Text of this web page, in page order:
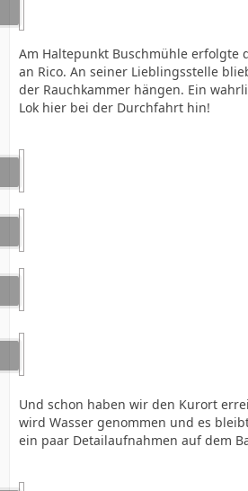
Am Haltepunkt Buschmühle erfolgte
an Rico. An seiner Lieblingsstelle
der Rauchkammer hängen. Ein
Lok hier bei der Durchfahrt hin!
Und schon haben wir den Kurort
wird Wasser genommen und es
ein paar Detailaufnahmen auf dem